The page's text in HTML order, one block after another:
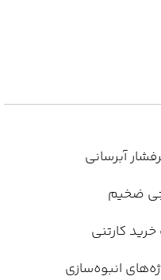
آبرسانی
ضخیم
انبوه‌سازی